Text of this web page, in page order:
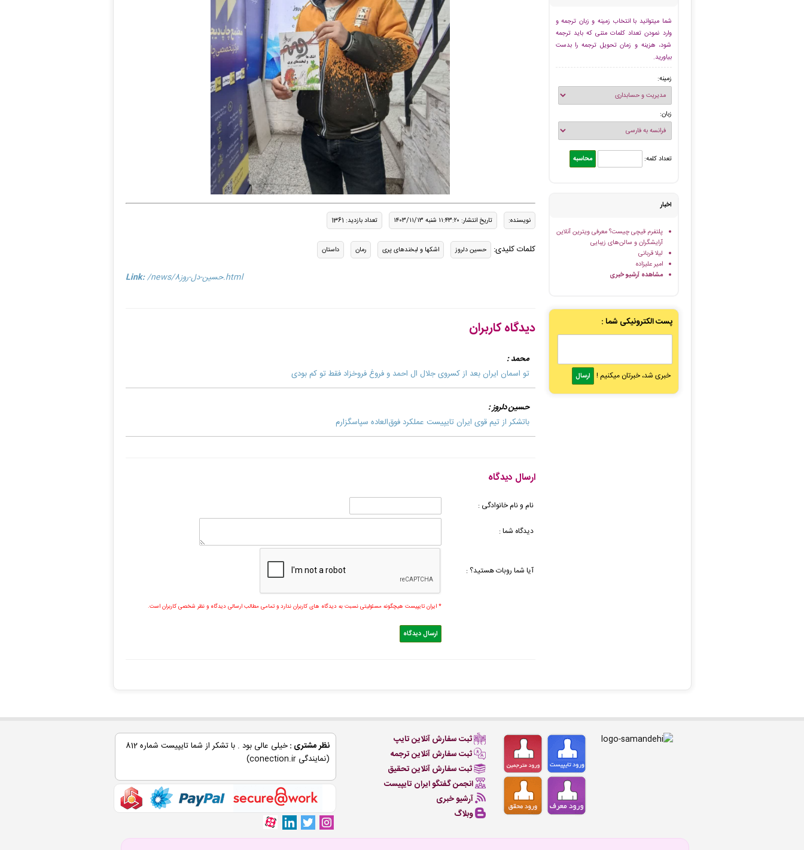
شما میتوانید با انتخاب زمینه و زبان ترجمه و
وارد نمودن تعداد کلمات متنی که باید ترجمه
شود، هزینه و زمان تحویل ترجمه را بدست
بیاورید.
زمینه:
زبان:
تعداد کلمه:
اخبار
پلتفرم قیچی چیست؟ معرفی ویترین آنلاین
آرایشگران و سالن‌های زیبایی
لیلا قربانی
امیر علیزاده
مشاهده آرشیو خبری
پست الکترونیکی شما :
خبری شد، خبرتان میکنیم !
نویسنده: تاریخ انتشار: ۱۱:۴۳:۲۰ شنبه ۱۴۰۳/۱۱/۱۳ تعداد بازدید: 1361
کلمات کلیدی: حسین دلروز اشکها و لبخندهای پری رمان داستان
Link: /news/حسین-دل-روز8.html
دیدگاه کاربران
محمد :
تو اسمان ایران بعد از کسروی جلال ال احمد و فروغ فروخزاد فقط تو کم بودی
حسین دلروز :
باتشکر از تیم قوی ایران تایپیست عملکرد فوق‌العاده سپاسگزارم
ارسال دیدگاه
نام و نام خانوادگی :
دیدگاه شما :
آیا شما روبات هستید؟ :
* ایران تایپیست هیچگونه مسئولیتی نسبت به دیدگاه های کاربران ندارد و تمامی مطالب ارسالی دیدگاه و نظر شخصی کاربران است.
ثبت سفارش آنلاین تایپ
ثبت سفارش آنلاین ترجمه
ثبت سفارش آنلاین تحقیق
انجمن گفتگو ایران تایپیست
آرشیو خبری
وبلاگ
نظر مشتری :
خیلی عالی بود . با تشکر از شما تایپیست شماره 812
(نمایندگی conection.ir)